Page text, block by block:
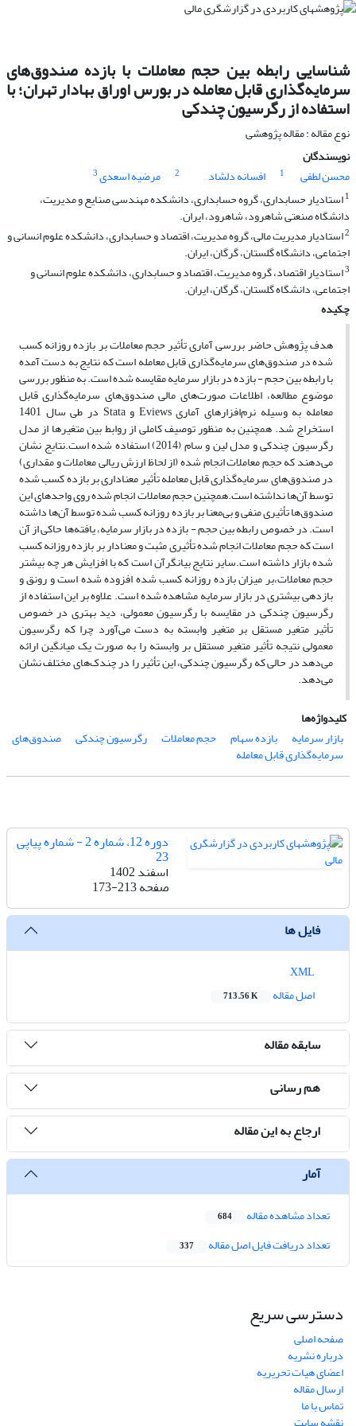
شناسایی رابطه بین حجم معاملات با بازده صندوق‌های
سرمایه‌گذاری قابل معامله در بورس اوراق بهادار تهران؛ با
استفاده از رگرسیون چندکی
نوع مقاله : مقاله پژوهشی
نویسندگان
محسن لطفی
1 افسانه دلشاد 2 مرضیه اسعدی3
1استادیار حسابداری، گروه حسابداری، دانشکده مهندسی صنایع و مدیریت،
دانشگاه صنعتی شاهرود، شاهرود، ایران.
2استادیار مدیریت مالی، گروه مدیریت، اقتصاد و حسابداری، دانشکده علوم انسانی و
اجتماعی، دانشگاه گلستان، گرگان، ایران.
3استادیار اقتصاد، گروه مدیریت، اقتصاد و حسابداری، دانشکده علوم انسانی و
اجتماعی، دانشگاه گلستان، گرگان، ایران.
چکیده
هدف پژوهش حاضر بررسی آماری تأثیر حجم معاملات بر بازده روزانه کسب
شده در صندوق‌های سرمایه‌گذاری قابل معامله است که نتایج به دست آمده
با رابطه بین حجم - بازده در بازار سرمایه مقایسه شده است. به منظور بررسی
موضوع مطالعه، اطلاعات صورت‌های مالی صندوق‌های سرمایه‌گذاری قابل
معامله به وسیله نرم‌افزارهای آماری Eviews و Stata در طی سال 1401
استخراج شد. همچنین به منظور توصیف کاملی از روابط بین متغیرها از مدل
رگرسیون چندکی و مدل لین و سام (2014) استفاده شده است.نتایج نشان
می‌دهند که حجم معاملات انجام شده (از لحاظ ارزش ریالی معاملات و مقداری)
در صندوق‌های سرمایه‌گذاری قابل معامله تأثیر معناداری بر بازده کسب شده
توسط آن‌ها نداشته است.همچنین حجم معاملات انجام شده روی واحد‌های این
صندوق‌ها تأثیری منفی و بی‌معنا بر بازده روزانه کسب شده توسط آن‌ها داشته
است. در خصوص رابطه بین حجم - بازده در بازار سرمایه، یافته‌ها حاکی از آن
است که حجم معاملات انجام شده تأثیری مثبت و معنادار بر بازده روزانه کسب
شده بازار داشته‌ است.سایر نتایج بیانگرآن است که با افزایش هر چه بیشتر
حجم معاملات،بر میزان بازده روزانه کسب شده افزوده شده است و رونق و
بازدهی بیشتری در بازار سرمایه مشاهده شده است. علاوه بر این استفاده از
رگرسیون چندکی در مقایسه با رگرسیون معمولی، دید بهتری در خصوص
تأثیر متغیر مستقل بر متغیر وابسته به دست می‌آورد چرا که رگرسیون
معمولی نتیجه تأثیر متغیر مستقل بر وابسته را به صورت یک میانگین ارائه
می‌دهد در حالی که رگرسیون چندکی، این تأثیر را در چندک‌های مختلف نشان
می‌دهد.
کلیدواژه‌ها
بازار سرمایه
بازده سهام حجم معاملات رگرسیون چندکی صندوق‌های
سرمایه‌گذاری قابل معامله
دوره 12، شماره 2 - شماره پیاپی
23
اسفند 1402
صفحه173-213
فایل ها
اصل مقاله
713.56 K
سابقه مقاله
هم رسانی
ارجاع به این مقاله
آمار
تعداد مشاهده مقاله 684
تعداد دریافت فایل اصل مقاله 337
دسترسی سریع
صفحه اصلی
درباره نشریه
اعضای هیات تحریریه
ارسال مقاله
تماس با ما